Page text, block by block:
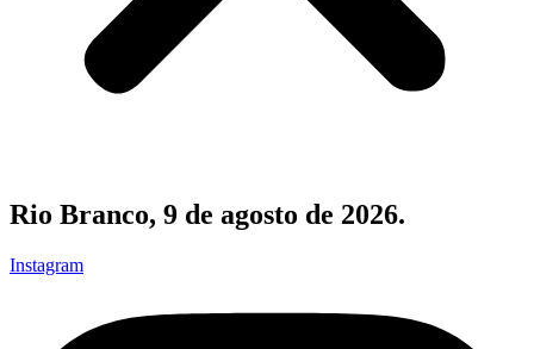
Rio Branco, 9 de agosto de 2026.
Instagram